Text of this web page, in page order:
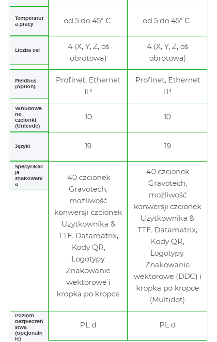
Temperatur
a pracy
od 5 do 45° C od 5 do 45° C
Liczba osi
4 (X, Y, Z, oś
obrotowa)
4 (X, Y, Z, oś
obrotowa)
Fieldbus
(option)
Profinet, Ethernet
IP
Profinet, Ethernet
IP
Wbudowa
ne
czcionki
(Unicode)
10 10
Języki 19 19
Specyfikac
ja
znakowani
a
'40 czcionek
Gravotech,
możliwość
konwersji czcionek
Użytkownika &
TTF, Datamatrix,
Kody QR,
Logotypy.
Znakowanie
wektorowe i
kropka po kropce
'40 czcionek
Gravotech,
możliwość
konwersji czcionek
Użytkownika &
TTF, Datamatrix,
Kody QR,
Logotypy.
Znakowanie
wektorowe (DDC) i
kropka po kropce
(Multidot)
Poziom
bezpieczeń
stwa
(opcjonaln
ie)
PL d PL d